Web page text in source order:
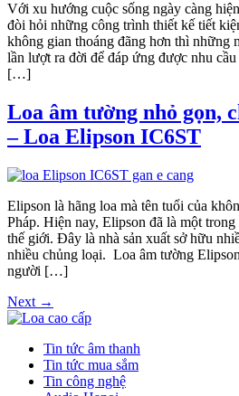
Với xu hướng cuộc sống ngày càng
đòi hỏi những công trình thiết kế tiết
không gian thoáng đãng hơn thì những
lần lượt ra đời để đáp ứng được nhu
[…]
Loa âm tường nhỏ gọn,
– Loa Elipson IC6ST
Elipson là hãng loa mà tên tuổi của
Pháp. Hiện nay, Elipson đã là một
thế giới. Đây là nhà sản xuất sở hữu
nhiều chủng loại. Loa âm tường
người […]
Next →
Tin tức âm thanh
Tin tức mua sắm
Tin công nghệ